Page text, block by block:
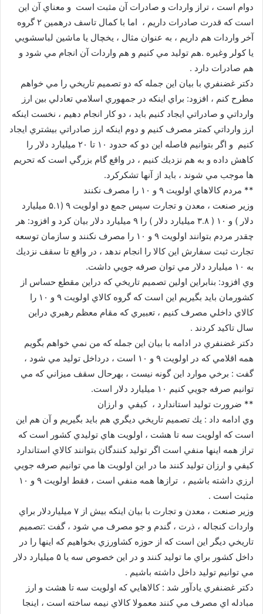
دوام است ، تراز واردات و صادرات آن مثبت است و معناي آن اين
است كه قدرت صادرات داريم ، اما با كمال تاسف درهمين ۲ گروه
آخر واردات هم داريم ، به عنوان مثال ، يخچال يا ماشين لباسشويي
يا كولر وغيره .هم توليد مي كنيم و هم واردات آن انجام مي شود و
هم صادرات دارد .
دكتر غضنفري با بيان اين جمله كه دو تصميم تاريخي را مي خواهم
مطرح كنم ، افزود: براي اينكه در جمهوري اسلامي تعادلي بين ارز
وارداتي و صادراتي ايجاد كنيم بايد ، دو كار انجام دهيم ، نخست اينكه
ارز وارداتي كمتر مصرف كنيم و دوم اينكه ارز صادراتي بيشتري ايجاد
كنيم و اگر بتوانيم فاصله اين دو كه حدود ۱۰ تا ۲۰ ميليارد دلار را
كاهش داده و به هم نزديك كنيم ، در واقع گام بزرگي است كه تحريم
ها موجب مي شوند ، بايد از آنها تشكركرد.
** مردم كالاهاي اولويت ۹ و ۱۰ را مصرف نكنند
وزير صنعت ، معدن و تجارت سپس جمع دو اولويت ۹ (۵.۱ ميليارد
دلار ) و ۱۰ ( ۳.۸ ميليارد دلار ) را ۹ ميليارد دلار بيان كرد و افزود: هر
چقدر مردم بتوانند اولويت ۹ و ۱۰ را مصرف نكنند و سازمان توسعه
تجارت ثبت سفارش اين كالا را انجام ندهد ، در واقع تا سقف نزديك
به ۱۰ ميليارد دلار مي توان صرفه جويي داشت.
وي افزود: بنابراين اولين تصميم تاريخي كه دراين مقطع حساس از
كشورمان بايد بگيريم اين است كه گروه كالاي اولويت ۹ و ۱۰ را
كالاي داخلي مصرف كنيم ، تعبيري كه مقام معظم رهبري دراين
سال تاكيد كردند .
دكتر غضنفري در ادامه با بيان اين جمله كه من نمي خواهم بگويم
همه اقلامي كه در اولويت ۹ و ۱۰ است ، درداخل توليد مي شود ،
گفت : برخي موارد اين گونه نيست ، بهرحال سقف ميزاني كه مي
توانيم صرفه جويي كنيم ۱۰ ميليارد دلار است.
** ضرورت توليد استاندارد ، كيفي و ارزان
وي ادامه داد : يك تصميم تاريخي ديگري هم بايد بگيريم و آن هم اين
است كه اولويت سه تا هشت ، اولويت هاي توليدي كشور است كه
تراز همه اينها منفي است اگر توليد كنندگان بتوانند كالاي استاندارد
كيفي و ارزان توليد كنند ما در اين اولويت ها مي توانيم صرفه جويي
ارزي داشته باشيم ، ترازها همه منفي است ، فقط اولويت ۹ و ۱۰
مثبت است .
وزير صنعت ، معدن و تجارت با بيان اينكه بيش از ۷ ميلياردلار براي
واردات كنجاله ، ذرت ، گندم و جو مصرف مي شود ، گفت :تصميم
تاريخي ديگر اين است كه از حوزه كشاورزي بخواهيم كه اينها را در
داخل كشور براي ما توليد كنند و در اين خصوص سه يا ۵ ميليارد دلار
مي توانيم توليد داخل داشته باشيم .
دكتر غضنفري يادآور شد : كالاهايي كه اولويت سه تا هشت و ارز
مبادله اي مصرف مي كنند معمولا كالاي نيمه ساخته است ، اينجا